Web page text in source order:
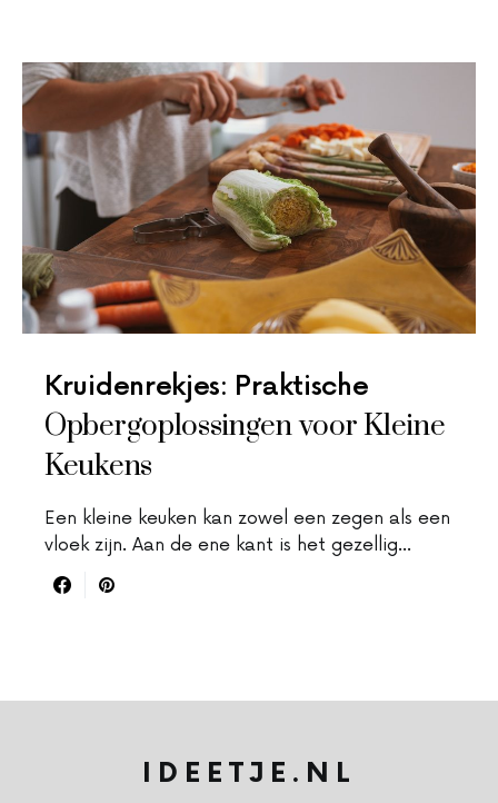
Kruidenrekjes: Praktische
Opbergoplossingen voor Kleine
Keukens
Een kleine keuken kan zowel een zegen als een
vloek zijn. Aan de ene kant is het gezellig…
IDEETJE.NL